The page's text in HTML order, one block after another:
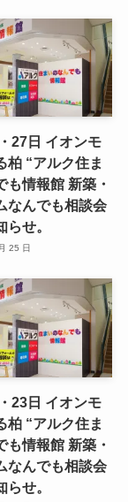
27日 イオンモ
柏 “アルク住ま
も情報館 新築・
なんでも相談会
らせ。
25 日
23日 イオンモ
柏 “アルク住ま
も情報館 新築・
なんでも相談会
らせ。